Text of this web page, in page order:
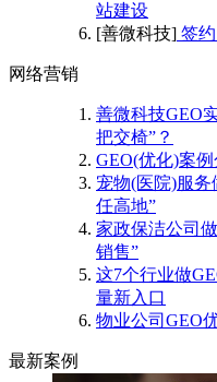
站建设
[善微科技] 签
网络营销
善微科技GEO
把交椅”？
GEO(优化)案
宠物(医院)服
任高地”
家政保洁公司
销售”
这7个行业做
量新入口
物业公司GEO
最新案例